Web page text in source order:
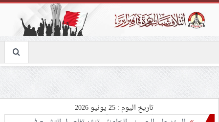
تاريخ اليوم : 25 يونيو 2026